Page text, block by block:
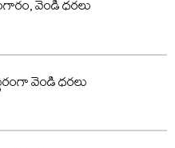
వెండి ధరలు
వెండి ధరలు